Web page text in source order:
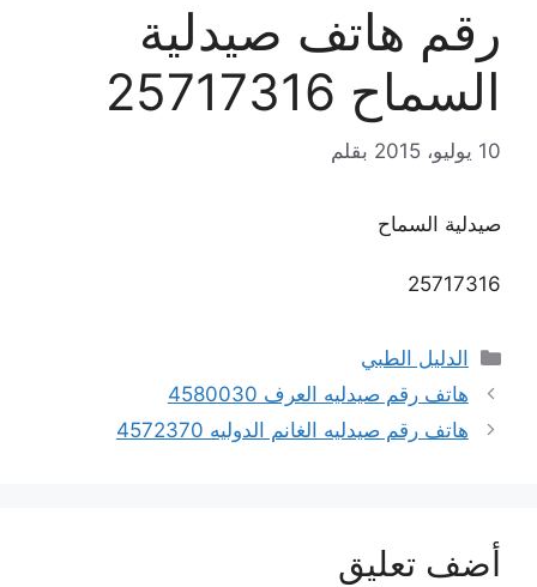
رقم هاتف صيدلية
السماح 25717316
10 يوليو، 2015 بقلم
صيدلية السماح
25717316
التصنيفات
الدليل الطبي
هاتف رقم صيدليه العرف 4580030
هاتف رقم صيدليه الغانم الدوليه 4572370
أضف تعليق